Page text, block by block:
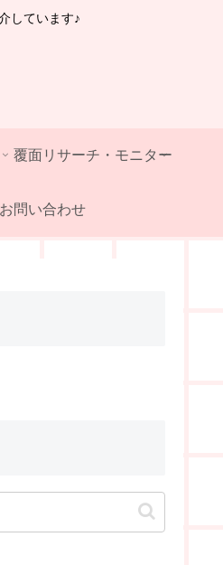
しています♪
覆面リサーチ・モニター
問い合わせ